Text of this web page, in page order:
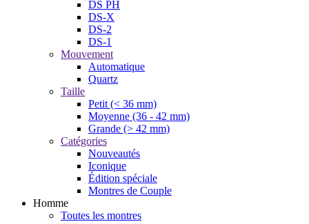
DS PH
DS-X
DS-2
DS-1
Mouvement
Automatique
Quartz
Taille
Petit (< 36 mm)
Moyenne (36 - 42 mm)
Grande (> 42 mm)
Catégories
Nouveautés
Iconique
Édition spéciale
Montres de Couple
Homme
Toutes les montres